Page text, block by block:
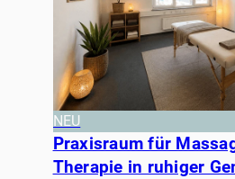
NEU
Praxisraum für
Therapie in ruhiger